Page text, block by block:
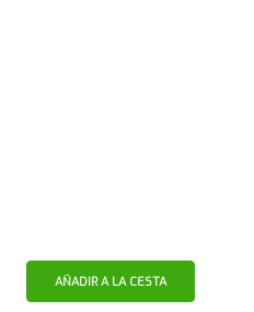
AÑADIR A LA CESTA